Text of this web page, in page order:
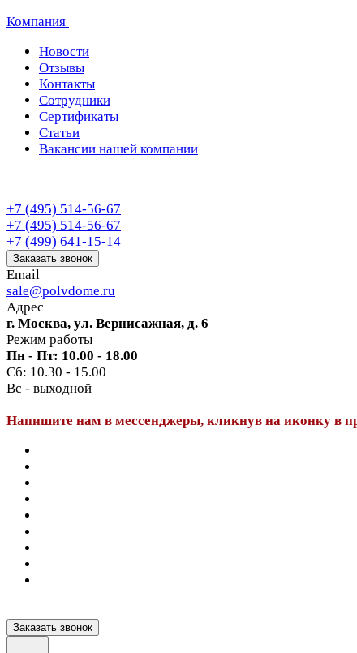
Компания
Новости
Отзывы
Контакты
Сотрудники
Сертификаты
Статьи
Вакансии нашей компании
+7 (495) 514-56-67
+7 (495) 514-56-67
+7 (499) 641-15-14
Заказать звонок
Email
sale@polvdome.ru
Адрес
г. Москва, ул. Вернисажная, д. 6
Режим работы
Пн - Пт: 10.00 - 18.00
Сб: 10.30 - 15.00
Вс - выходной
Напишите нам в мессенджеры, кликнув на иконку в
Заказать звонок